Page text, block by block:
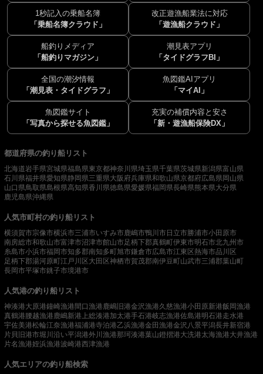
1秒記入の乗船名簿
「乗船名簿クラウド」
改正遊漁船業法に対応
「遊漁船クラウド」
船釣りメディア
「船釣りマガジン」
潮見表アプリ
「タイドグラフBI」
全国の潮汐情報
「潮見表・タイドグラフ」
魚図鑑AIアプリ
「マイAI」
魚図鑑サイト
「写真から探せる魚図鑑」
充実の補償内容と安さ
「新・遊漁船保険DX」
都道府県の釣り船リスト
北海道岩手県宮城県福島県東京都神奈川県埼玉県千葉県茨城県新潟県富山県
石川県福井県愛知県静岡県三重県大阪府兵庫県和歌山県京都府広島県岡山県
山口県鳥取県島根県高知県香川県徳島県愛媛県福岡県長崎県熊本県大分県
鹿児島県沖縄県
人気市町村の釣り船リスト
横須賀市宗像市横浜市三浦市いすみ市鹿嶋市鴨川市日立市勝浦市小田原市
南房総市和歌山市富津市沼津市館山市足柄下郡真鶴町伊東市明石市北九州市
糸島市小浜市福岡市知多郡南知多町旭市鎌倉市広島市江東区熱海市品川区
足柄下郡湯河原町江戸川区大田区神栖市賀茂郡南伊豆町山武市三浦郡葉山町
長岡市平塚市銚子市境港市
人気港の釣り船リスト
神湊港大原港鐘崎漁港間口漁港 鹿嶋旧港金沢漁港久慈漁港小田原新港飯岡漁港
真鶴港腰越漁港 鹿嶋新港 上総湊港加太港手石港岐志漁港佐島港明石港走水港
宇佐美港松輪江奈漁港福浦港寺泊港乙浜漁港金田漁港金沢八景平潟長井新宿港
片貝旧港市堀川沿い平潟港外川漁港那珂湊港葉山鐙摺港大洗港太海漁港大井漁港
片名漁港姪浜漁港波崎港西津漁港
人気エリアの釣り船検索